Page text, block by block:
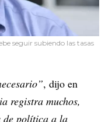
seguir subiendo las tasas
, dijo en
registra muchos,
de política a la